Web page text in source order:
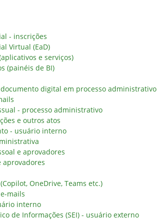
- inscrições
Virtual (EaD)
e serviços)
(painéis de BI)
digital em processo administrativo
- processo administrativo
e outros atos
- usuário interno
e aprovadores
aprovadores
OneDrive, Teams etc.)
mails
interno
de Informações (SEI) - usuário externo